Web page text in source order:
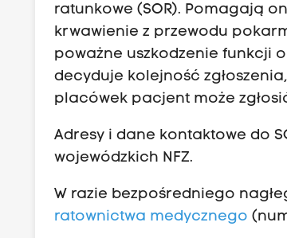
ratunkowe (SOR). Pomagają
krwawienie z przewodu
poważne uszkodzenie funkcji
decyduje kolejność
placówek pacjent może
Adresy i dane kontaktowe do
wojewódzkich NFZ.
W razie bezpośredniego
ratownictwa medycznego